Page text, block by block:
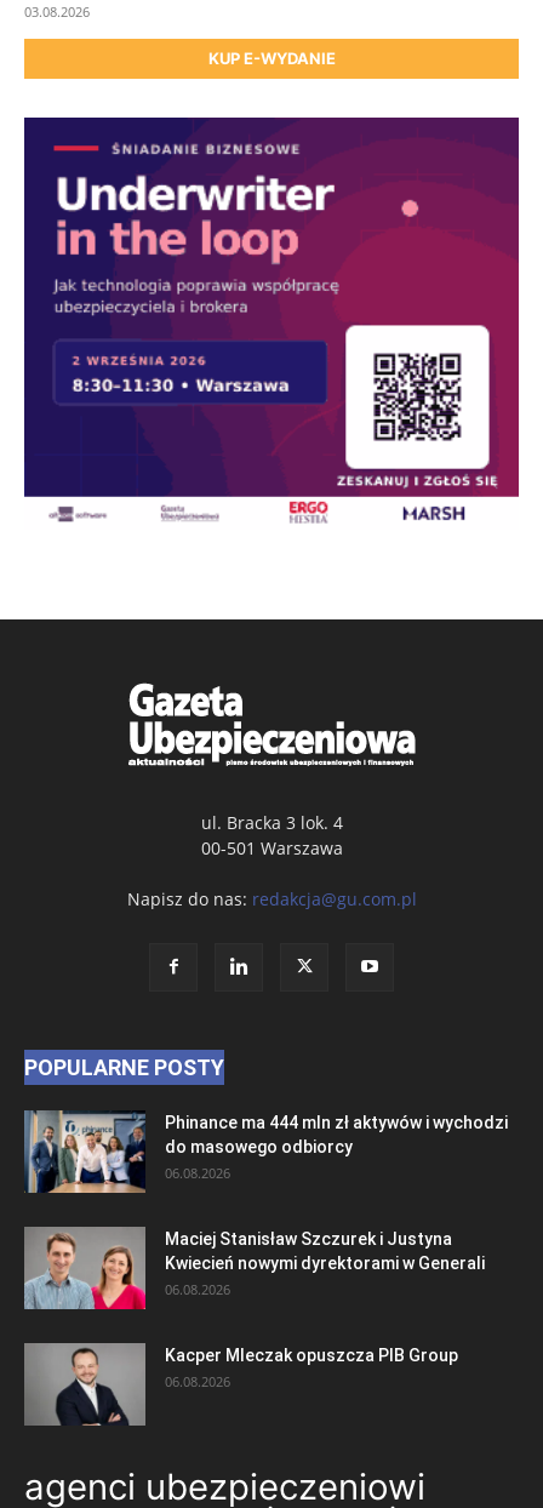
03.08.2026
KUP E-WYDANIE
ul. Bracka 3 lok. 4
00-501 Warszawa
Napisz do nas: redakcja@gu.com.pl
POPULARNE POSTY
Phinance ma 444 mln zł aktywów i wychodzi
do masowego odbiorcy
06.08.2026
Maciej Stanisław Szczurek i Justyna
Kwiecień nowymi dyrektorami w Generali
06.08.2026
Kacper Mleczak opuszcza PIB Group
06.08.2026
agenci ubezpieczeniowi